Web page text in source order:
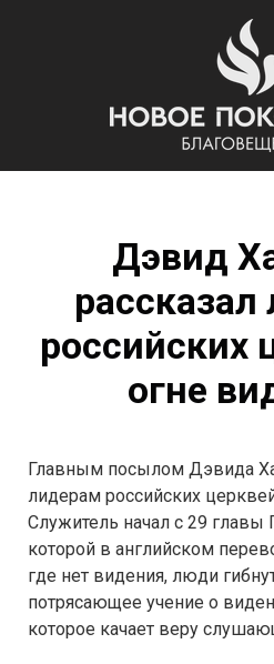
Дэвид
российских
огне
Главным посылом Дэвида
лидерам российских
Служитель начал с 29 главы
которой в английском
где нет видения, люди
потрясающее учение о
которое качает веру